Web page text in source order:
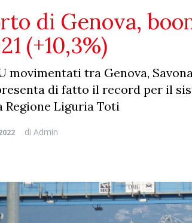
di Genova,
(+10,3%)
movimentati tra Genova,
di fatto il record per il
Regione Liguria Toti
di Admin